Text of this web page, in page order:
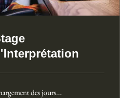
des jours...